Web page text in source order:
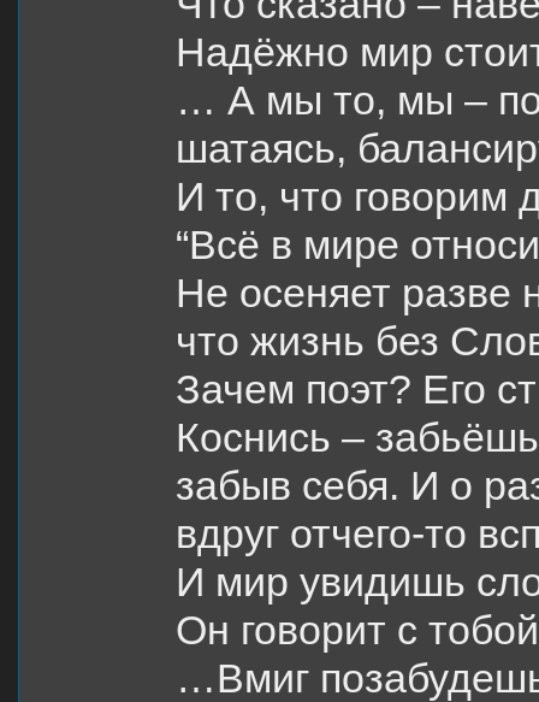
Надёжно мир
… А мы то, мы –
шатаясь,
И то, что говорим
“Всё в мире
Не осеняет разве
что жизнь без
Зачем поэт? Его
Коснись –
забыв себя. И о
вдруг отчего-то
И мир увидишь
Он говорит с
…Вмиг